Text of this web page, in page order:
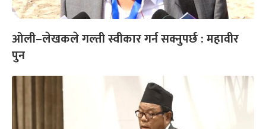
ओली–लेखकले गल्ती स्वीकार गर्न सक्नुपर्छ : महावीर
पुन